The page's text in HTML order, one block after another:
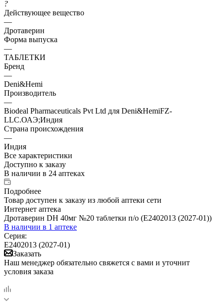
?
Действующее вещество
—
Дротаверин
Форма выпуска
—
ТАБЛЕТКИ
Бренд
—
Deni&Hemi
Производитель
—
Biodeal Pharmaceuticals Pvt Ltd для Deni&HemiFZ-
LLC.ОАЭ;Индия
Страна происхождения
—
Индия
Все характеристики
Доступно к заказу
В наличии в 24 аптеках
Подробнее
Товар доступен к заказу из любой аптеки сети
Интернет аптека
Дротаверин DH 40мг №20 таблетки п/о (Е2402013 (2027-01))
В наличии в 1 аптеке
Серия:
Е2402013 (2027-01)
Заказать
Наш менеджер обязательно свяжется с вами и уточнит
условия заказа